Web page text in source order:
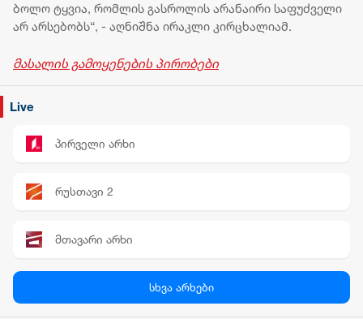
ბოლო ტყვია, რომლის გასროლის არანაირი საფუძველი
არ არსებობს“, - აღნიშნა ირაკლი კირცხალიამ.
მასალის გამოყენების პირობები
Live
პირველი არხი
რუსთავი 2
მთავარი არხი
სხვა არხები